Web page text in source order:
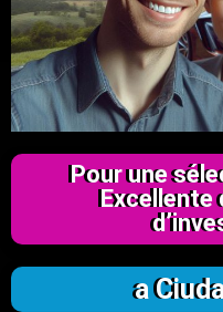
Pour une
Excellente
a